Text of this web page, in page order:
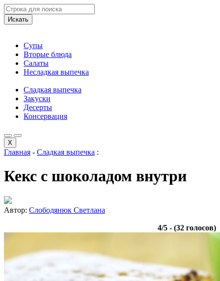
Искать
Супы
Вторые блюда
Салаты
Несладкая выпечка
Сладкая выпечка
Закуски
Десерты
Консервация
X
Главная - Сладкая выпечка :
Кекс с шоколадом внутри
Автор: Слободянюк Светлана
4/5 - (32 голосов)